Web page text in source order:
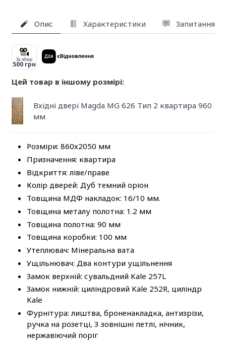
Опис Характеристики Запитання
За обзор
500 грн
Цей товар в іншому розмірі:
Вхідні двері Magda MG 626 Тип 2 квартира 960
мм
Розміри: 860х2050 мм
Призначення: квартира
Відкриття: ліве/праве
Колір дверей: Дуб темний оріон
Товщина МДФ накладок: 16/10 мм.
Товщина металу полотна: 1.2 мм
Товщина полотна: 90 мм
Товщина коробки: 100 мм
Утеплювач: Мінеральна вата
Ущільнювач: Два контури ущільнення
Замок верхній: сувальдний Kale 257L
Замок нижній: циліндровий Kale 252R, циліндр
Kale
Фурнітура: лиштва, броненакладка, антизрізи,
ручка на розетці, 3 зовнішні петлі, нічник,
нержавіючий поріг